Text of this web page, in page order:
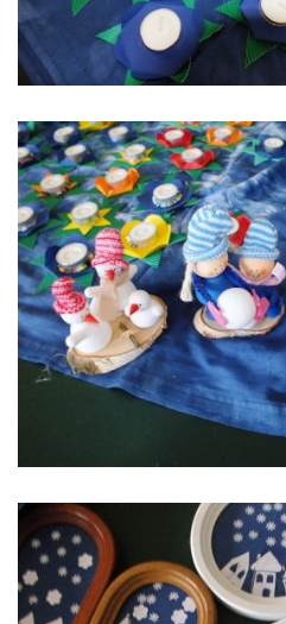
ARBORETUM ŠKOLY
Základní škola, Zbraslav, okres
organizace, IČ:
Zbraslav
PSČ 664
Škola: 546 453 183, mobil 739 666
606 946 586, datová
© 2026